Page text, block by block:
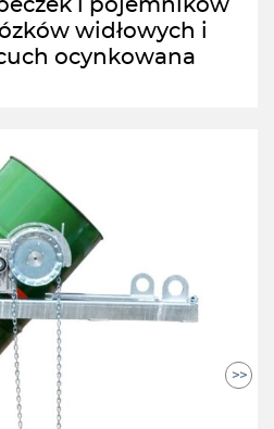
i pojemników
widłowych i
ocynkowana
>>